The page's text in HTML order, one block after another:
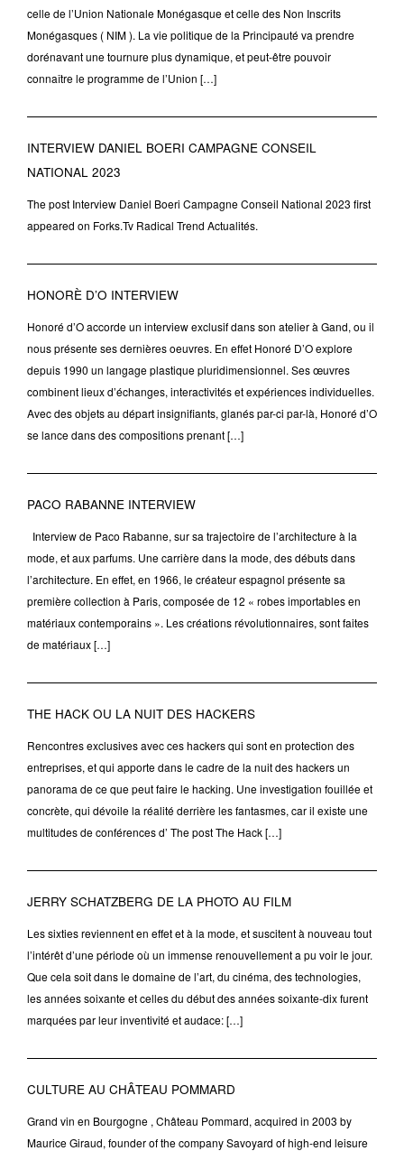
celle de l’Union Nationale Monégasque et celle des Non Inscrits
Monégasques ( NIM ). La vie politique de la Principauté va prendre
dorénavant une tournure plus dynamique, et peut-être pouvoir
connaître le programme de l’Union […]
INTERVIEW DANIEL BOERI CAMPAGNE CONSEIL
NATIONAL 2023
The post Interview Daniel Boeri Campagne Conseil National 2023 first
appeared on Forks.Tv Radical Trend Actualités.
HONORÈ D’O INTERVIEW
Honoré d’O accorde un interview exclusif dans son atelier à Gand, ou il
nous présente ses dernières oeuvres. En effet Honoré D’O explore
depuis 1990 un langage plastique pluridimensionnel. Ses œuvres
combinent lieux d’échanges, interactivités et expériences individuelles.
Avec des objets au départ insignifiants, glanés par-ci par-là, Honoré d’O
se lance dans des compositions prenant […]
PACO RABANNE INTERVIEW
Interview de Paco Rabanne, sur sa trajectoire de l’architecture à la
mode, et aux parfums. Une carrière dans la mode, des débuts dans
l’architecture. En effet, en 1966, le créateur espagnol présente sa
première collection à Paris, composée de 12 « robes importables en
matériaux contemporains ». Les créations révolutionnaires, sont faites
de matériaux […]
THE HACK OU LA NUIT DES HACKERS
Rencontres exclusives avec ces hackers qui sont en protection des
entreprises, et qui apporte dans le cadre de la nuit des hackers un
panorama de ce que peut faire le hacking. Une investigation fouillée et
concrète, qui dévoile la réalité derrière les fantasmes, car il existe une
multitudes de conférences d’ The post The Hack […]
JERRY SCHATZBERG DE LA PHOTO AU FILM
Les sixties reviennent en effet et à la mode, et suscitent à nouveau tout
l’intérêt d’une période où un immense renouvellement a pu voir le jour.
Que cela soit dans le domaine de l’art, du cinéma, des technologies,
les années soixante et celles du début des années soixante-dix furent
marquées par leur inventivité et audace: […]
CULTURE AU CHÂTEAU POMMARD
Grand vin en Bourgogne , Château Pommard, acquired in 2003 by
Maurice Giraud, founder of the company Savoyard of high-end leisure